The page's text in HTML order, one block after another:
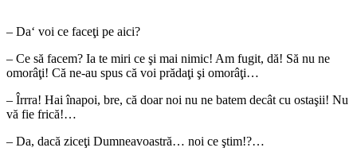
– Da‘ voi ce faceţi pe aici?
– Ce să facem? Ia te miri ce şi mai nimic! Am fugit, dă! Să nu ne
omorâţi! Că ne-au spus că voi prădaţi şi omorâţi…
– Îrrra! Hai înapoi, bre, că doar noi nu ne batem decât cu ostaşii! Nu
vă fie frică!…
– Da, dacă ziceţi Dumneavoastră… noi ce ştim!?…